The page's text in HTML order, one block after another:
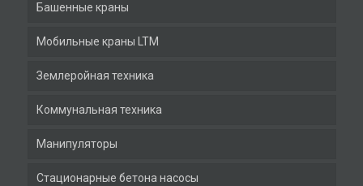
Башенные краны
Мобильные краны LTM
Землеройная техника
Коммунальная техника
Манипуляторы
Стационарные бетона насосы